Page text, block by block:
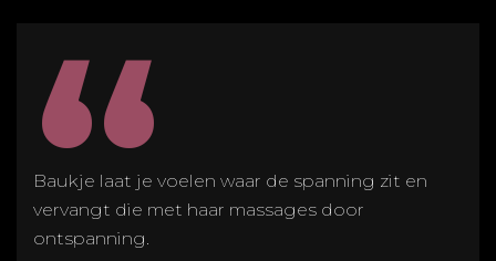
“
Baukje laat je voelen waar de spanning zit en
vervangt die met haar massages door
ontspanning.